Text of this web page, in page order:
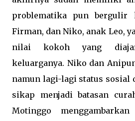
problematika pun bergulir
Firman, dan Niko, anak Leo,
nilai kokoh yang
keluarganya. Niko dan
namun lagi-lagi status sosial
sikap menjadi batasan
Motinggo